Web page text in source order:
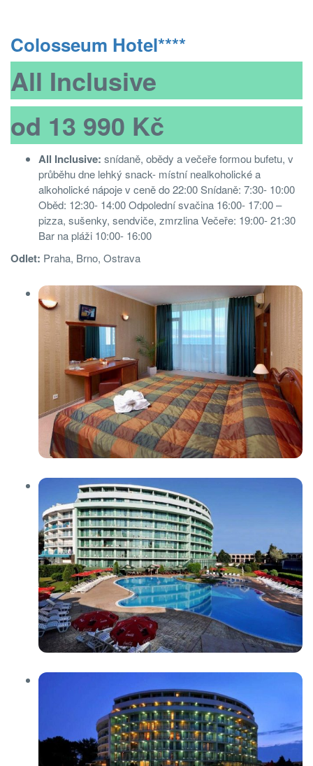
Colosseum Hotel****
All Inclusive
od 13 990 Kč
All Inclusive: snídaně, obědy a večeře formou bufetu, v
průběhu dne lehký snack- místní nealkoholické a
alkoholické nápoje v ceně do 22:00 Snídaně: 7:30- 10:00
Oběd: 12:30- 14:00 Odpolední svačina 16:00- 17:00 –
pizza, sušenky, sendviče, zmrzlina Večeře: 19:00- 21:30
Bar na pláži 10:00- 16:00
Odlet: Praha, Brno, Ostrava